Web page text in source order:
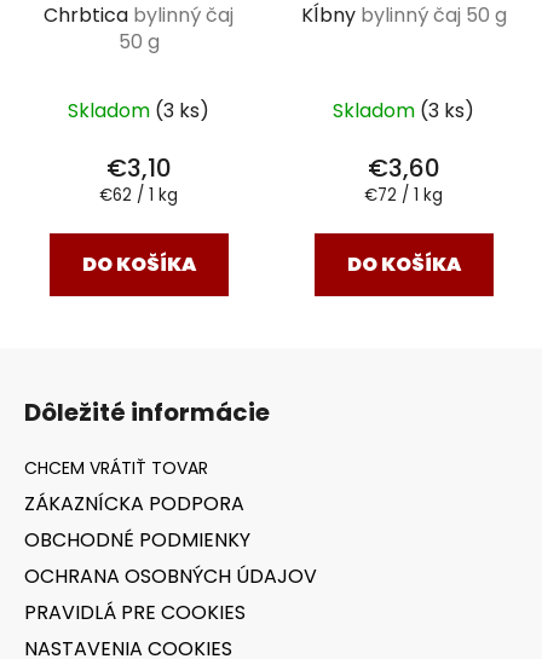
Chrbtica bylinný čaj
50 g
Skladom (3 ks)
€3,10
Jednotková
€62 / 1 kg
DO KOŠÍKA
Kĺbny bylinný čaj 50 g
Skladom (3 ks)
€3,60
Jednotková
€72 / 1 kg
DO KOŠÍKA
Dôležité informácie
ZÁKAZNÍCKA PODPORA
OBCHODNÉ PODMIENKY
OCHRANA OSOBNÝCH ÚDAJOV
PRAVIDLÁ PRE COOKIES
NASTAVENIA COOKIES